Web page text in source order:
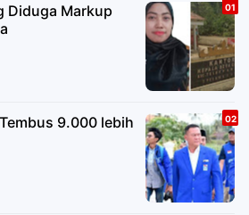
Diduga Markup
9.000 lebih